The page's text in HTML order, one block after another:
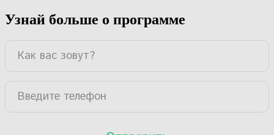
Узнай больше о программе